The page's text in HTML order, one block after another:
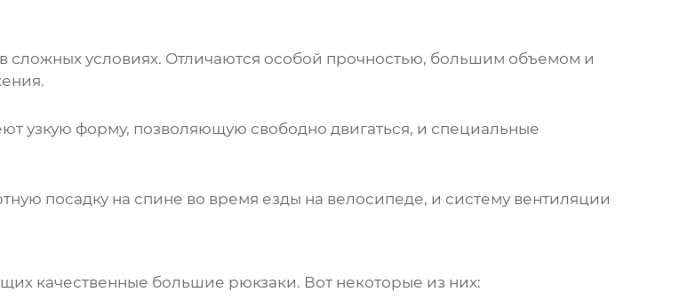
сложных условиях. Отличаются особой прочностью, большим объемом и
узкую форму, позволяющую свободно двигаться, и специальные
посадку на спине во время езды на велосипеде, и систему вентиляции
качественные большие рюкзаки. Вот некоторые из них: